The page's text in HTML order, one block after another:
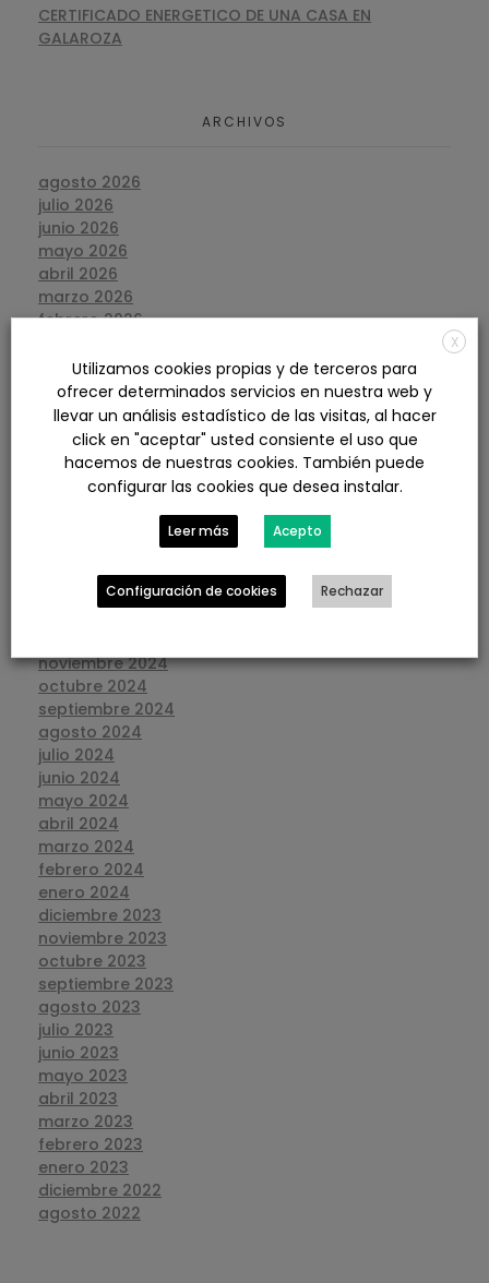
CERTIFICADO ENERGETICO DE UNA CASA EN
GALAROZA
ARCHIVOS
agosto 2026
julio 2026
junio 2026
mayo 2026
abril 2026
marzo 2026
febrero 2026
diciembre 2025
noviembre 2025
octubre 2025
septiembre 2025
agosto 2025
julio 2025
marzo 2025
febrero 2025
noviembre 2024
octubre 2024
septiembre 2024
agosto 2024
julio 2024
junio 2024
mayo 2024
abril 2024
marzo 2024
febrero 2024
enero 2024
diciembre 2023
noviembre 2023
octubre 2023
septiembre 2023
agosto 2023
julio 2023
junio 2023
mayo 2023
abril 2023
marzo 2023
febrero 2023
enero 2023
diciembre 2022
agosto 2022
X
Utilizamos cookies propias y de terceros para
ofrecer determinados servicios en nuestra web y
llevar un análisis estadístico de las visitas, al hacer
click en "aceptar" usted consiente el uso que
hacemos de nuestras cookies. También puede
configurar las cookies que desea instalar.
Leer más Acepto
Configuración de cookies Rechazar